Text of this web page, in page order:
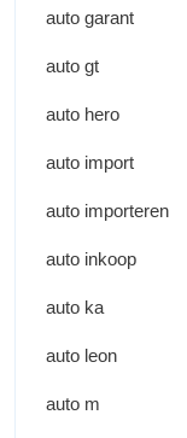
auto garant
auto gt
auto hero
auto import
auto importeren
auto inkoop
auto ka
auto leon
auto m